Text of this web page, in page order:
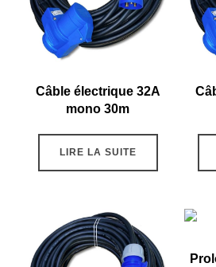
Câble électrique 32A
mono 30m
LIRE LA SUITE